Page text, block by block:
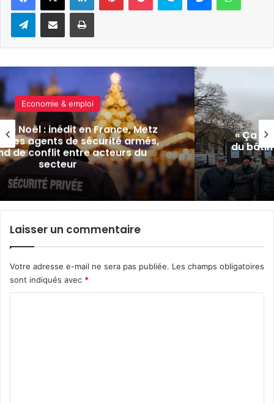
TelegramPartager par e-mail Imprimer
Economie & emploi
« Ça sent le sapin » : les
du bâtiment font entendre leur
à Metz
Laisser un commentaire
Votre adresse e-mail ne sera pas publiée. Les champs obligatoires
sont indiqués avec *